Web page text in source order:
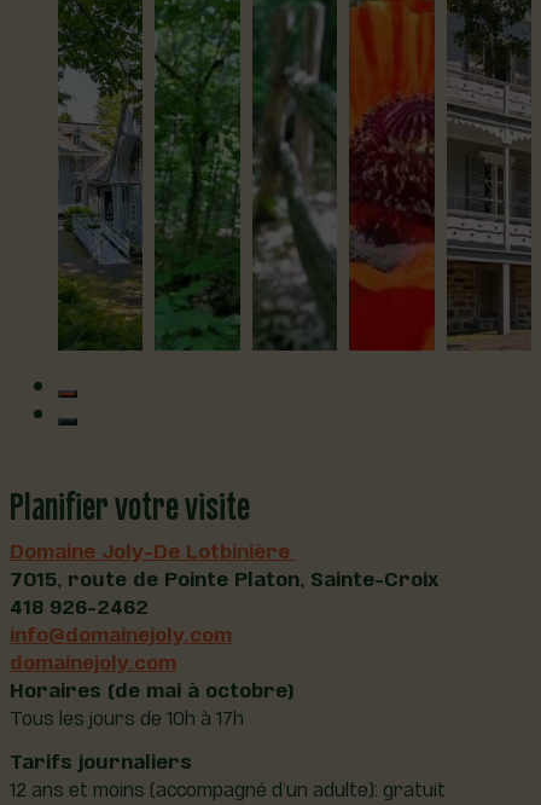
Planifier votre visite
Domaine Joly-De Lotbinière
7015, route de Pointe Platon, Sainte-Croix
418 926-2462
info@domainejoly.com
domainejoly.com
Horaires (de mai à octobre)
Tous les jours de 10h à 17h
Tarifs journaliers
12 ans et moins (accompagné d’un adulte): gratuit